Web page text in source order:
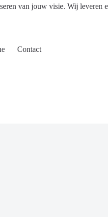
van jouw visie. Wij
Contact